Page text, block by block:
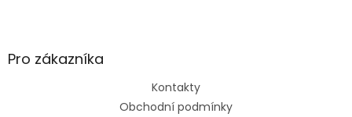
Pro zákazníka
Kontakty
Obchodní podmínky